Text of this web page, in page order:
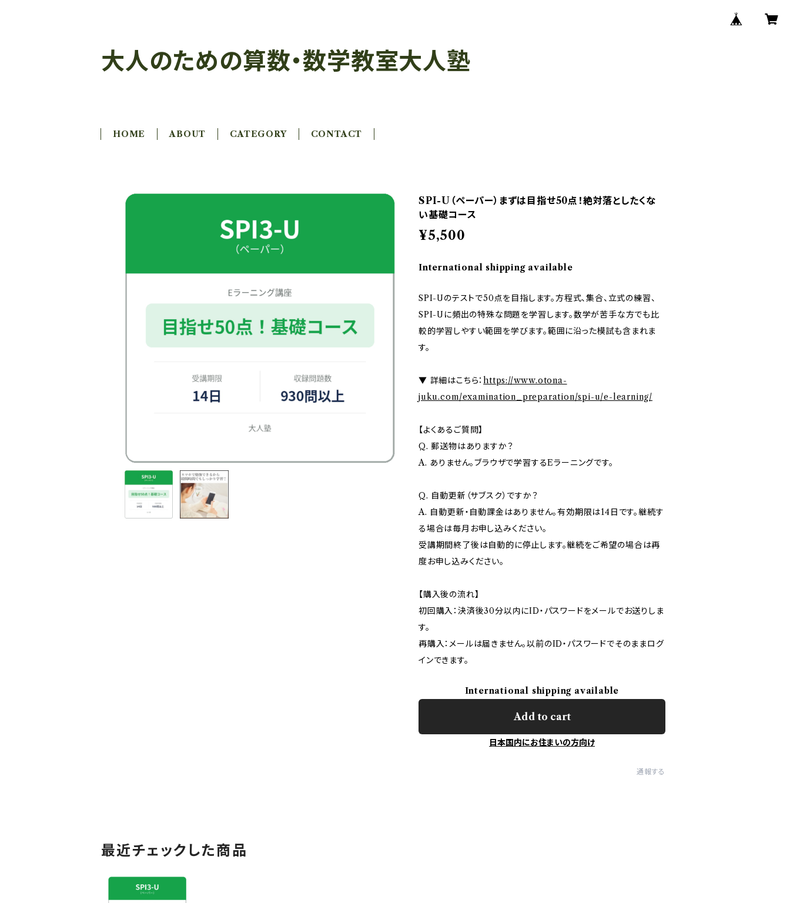
大人のための算数・数学教室大人塾
HOME ABOUT CATEGORY CONTACT
SPI-U（ペーパー）まずは目指せ50点！絶対落としたくな
い基礎コース
¥5,500
International shipping available
SPI-Uのテストで50点を目指します。方程式、集合、立式の練習、
SPI-Uに頻出の特殊な問題を学習します。数学が苦手な方でも比
較的学習しやすい範囲を学びます。範囲に沿った模試も含まれま
す。
▼ 詳細はこちら：https://www.otona-
juku.com/examination_preparation/spi-u/e-learning/
【よくあるご質問】
Q. 郵送物はありますか？
A. ありません。ブラウザで学習するEラーニングです。
Q. 自動更新（サブスク）ですか？
A. 自動更新・自動課金はありません。有効期限は14日です。継続す
る場合は毎月お申し込みください。
受講期間終了後は自動的に停止します。継続をご希望の場合は再
度お申し込みください。
【購入後の流れ】
初回購入：決済後30分以内にID・パスワードをメールでお送りしま
す。
再購入：メールは届きません。以前のID・パスワードでそのままログ
インできます。
International shipping available
Add to cart
日本国内にお住まいの方向け
通報する
最近チェックした商品